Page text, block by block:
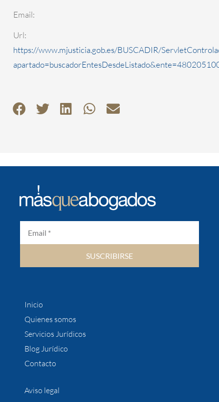
Email:
Url:
https://www.mjusticia.gob.es/BUSCADIR/
SUSCRIBIRSE
Inicio
Quienes somos
Servicios Jurídicos
Blog Jurídico
Contacto
Aviso legal